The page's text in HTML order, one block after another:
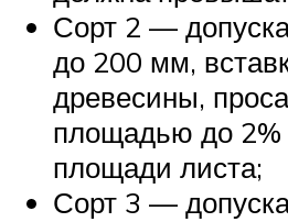
Сорт 2 —
до 200 мм,
древесины,
площадью до 2%
площади листа;
Сорт 3 —